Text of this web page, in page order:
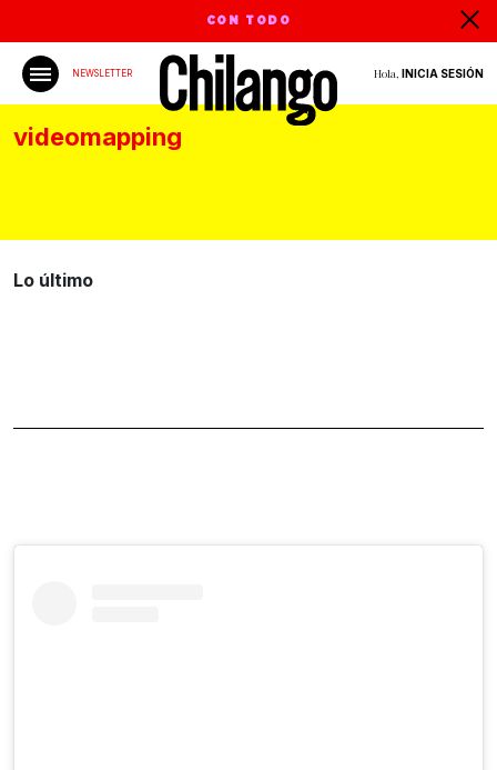
CON TODO
NEWSLETTER Hola, INICIA SESIÓN
videomapping
Lo último